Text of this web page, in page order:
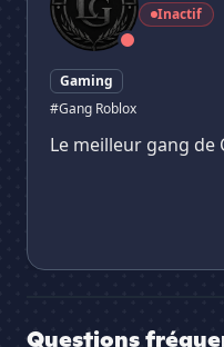
Inactif
Gaming
#Gang Roblox
Le meilleur gang de
Questions